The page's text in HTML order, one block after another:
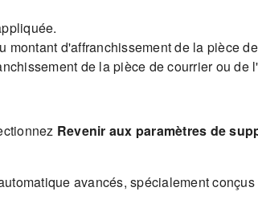
montant d'affranchissement de la pièce
de la pièce de courrier ou de
Revenir aux paramètres de
avancés, spécialement